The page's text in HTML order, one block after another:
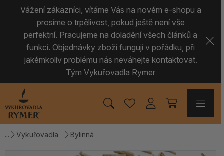
Vážení zákazníci, vítáme Vás na novém e-shopu a
prosíme o trpělivost, pokud ještě není vše
perfektní. Pracujeme na doladění všech článků a
funkcí. Objednávky zboží fungují v pořádku, při
jakémkoliv problému nás neváhejte kontaktovat.
Tým Vykuřovadla Rymer
Vykuřovadla Bylinná